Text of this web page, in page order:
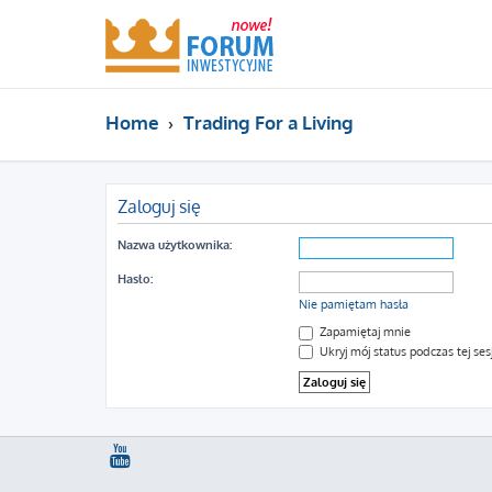
Home Trading For a Living
Zaloguj się
Nazwa użytkownika:
Hasło:
Nie pamiętam hasła
Zapamiętaj mnie
Ukryj mój status podczas tej